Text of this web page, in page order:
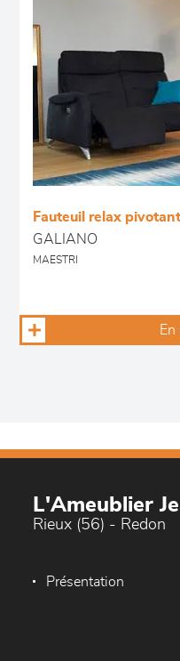
Fauteuil relax pivotant
GALIANO
MAESTRI
L'Ameublier
Rieux (56) - Redon
Présentation